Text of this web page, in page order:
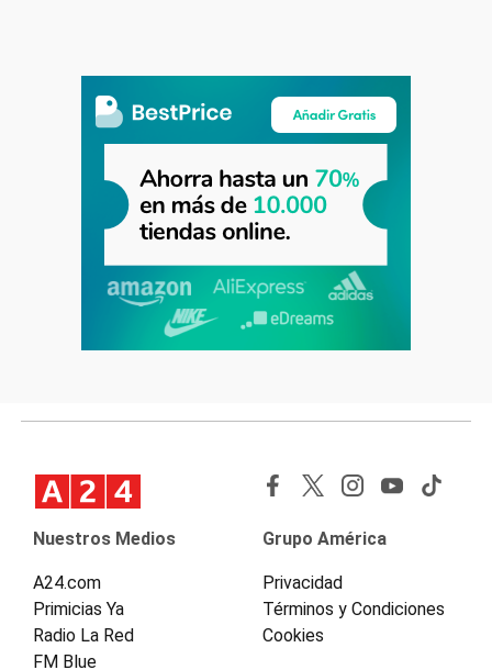
Nuestros Medios
A24.com
Primicias Ya
Radio La Red
FM Blue
Grupo América
Privacidad
Términos y Condiciones
Cookies